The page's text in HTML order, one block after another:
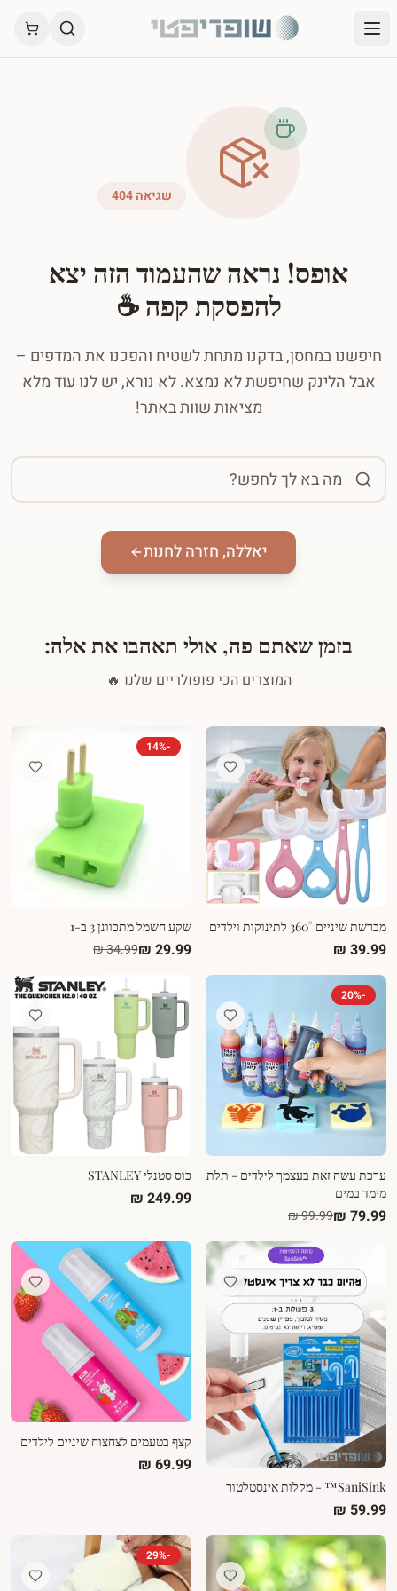
שגיאה 404
אופס! נראה שהעמוד הזה יצא
להפסקת קפה ☕
חיפשנו במחסן, בדקנו מתחת לשטיח והפכנו את המדפים –
אבל הלינק שחיפשת לא נמצא. לא נורא, יש לנו עוד מלא
מציאות שוות באתר!
יאללה, חזרה לחנות
בזמן שאתם פה, אולי תאהבו את אלה:
המוצרים הכי פופולריים שלנו 🔥
מברשת שיניים 360° לתינוקות וילדים
-
14%
שקע חשמל מתכוונן 3 ב-1
-
20%
ערכת עשה זאת בעצמך לילדים - תלת
מימד במים
כוס סטנלי STANLEY
SaniSink™ - מקלות אינסטלטור
קצף בטעמים לצחצוח שיניים לילדים
-
29%